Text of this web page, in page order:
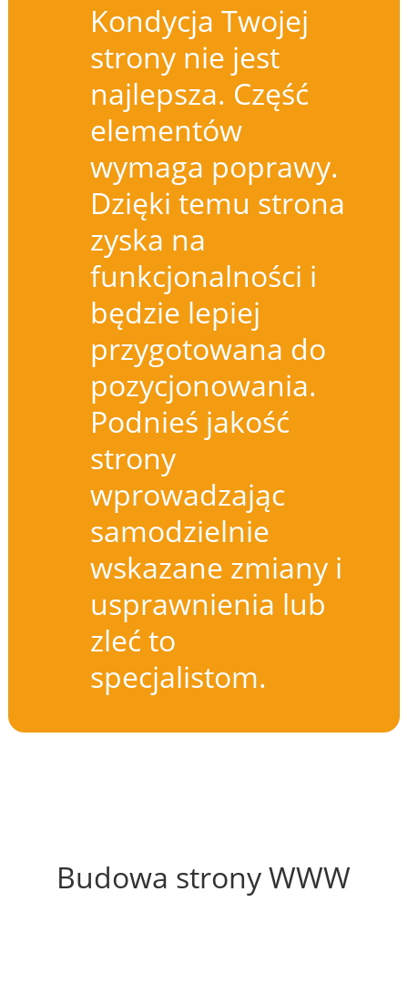
Kondycja Twojej
strony nie jest
najlepsza. Część
elementów
wymaga poprawy.
Dzięki temu strona
zyska na
funkcjonalności i
będzie lepiej
przygotowana do
pozycjonowania.
Podnieś jakość
strony
wprowadzając
samodzielnie
wskazane zmiany i
usprawnienia lub
zleć to
specjalistom.
Budowa strony WWW